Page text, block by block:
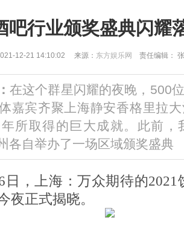
吧行业颁奖盛典闪耀
12-21 14:10:02 来源： 东方娱乐网 责任编辑：
在这个群星闪耀的夜晚，500
嘉宾齐聚上海静安香格里拉
所取得的巨大成就。此前，
各自举办了一场区域颁奖盛典
日，上海：万众期待的
夜正式揭晓。